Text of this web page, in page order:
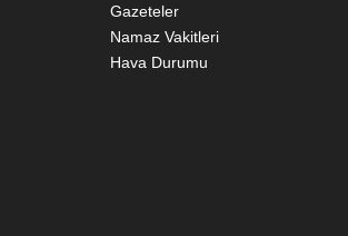
Gazeteler
Namaz Vakitleri
Hava Durumu